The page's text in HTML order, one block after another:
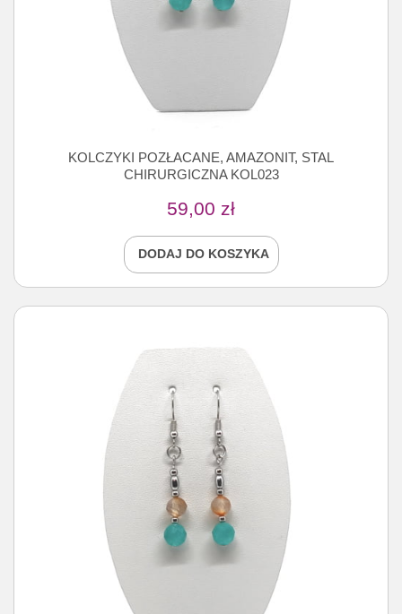
KOLCZYKI POZŁACANE, AMAZONIT, STAL
CHIRURGICZNA KOL023
59,00 zł
DODAJ DO KOSZYKA